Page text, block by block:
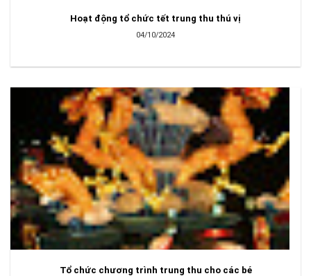
Hoạt động tổ chức tết trung thu thú vị
04/10/2024
Tổ chức chương trình trung thu cho các bé